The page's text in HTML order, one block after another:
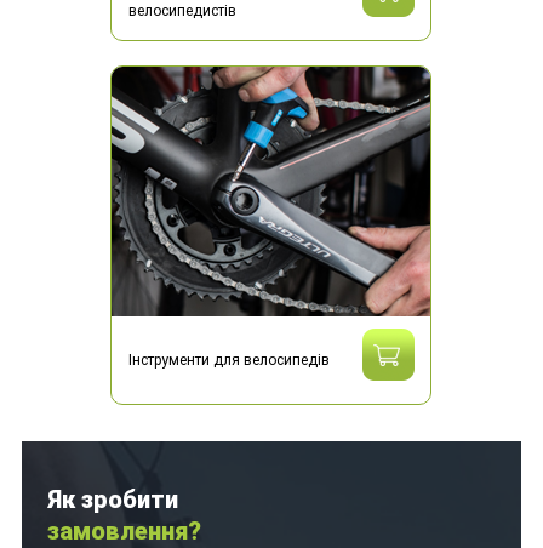
велосипедистів
Інструменти для велосипедів
Як зробити
замовлення?